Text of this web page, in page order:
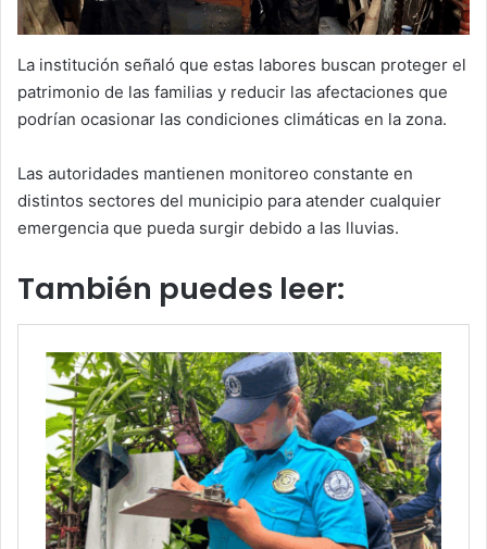
La institución señaló que estas labores buscan proteger el
patrimonio de las familias y reducir las afectaciones que
podrían ocasionar las condiciones climáticas en la zona.
Las autoridades mantienen monitoreo constante en
distintos sectores del municipio para atender cualquier
emergencia que pueda surgir debido a las lluvias.
También puedes leer: